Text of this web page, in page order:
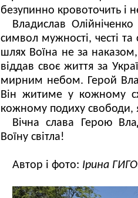
безупинно кровоточить і
Владислав
символ мужності, честі
шлях Воїна не за
віддав своє життя за
мирним небом. Герой
Він житиме у кожному
кожному подиху свободи,
Вічна слава Герою
Воїну світла!
Автор і фото: Ірина